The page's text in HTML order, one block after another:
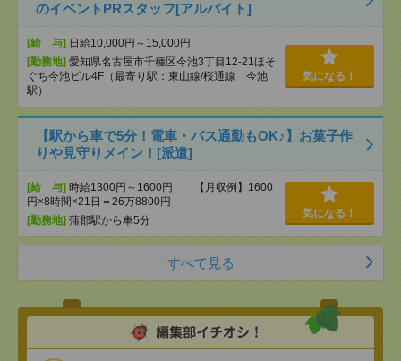
のイベントPRスタッフ[アルバイト]
[給 与] 日給10,000円～15,000円
[勤務地] 愛知県名古屋市千種区今池3丁目12-21ほそ
ぐち今池ビル4F（最寄り駅：東山線/桜通線 今池
駅）
気になる！
【駅から車で5分！電車・バス通勤もOK♪】お菓子作
りや見守りメイン！[派遣]
[給 与] 時給1300円～1600円 【月収例】1600
円×8時間×21日＝26万8800円
[勤務地] 蒲郡駅から車5分
気になる！
すべて見る